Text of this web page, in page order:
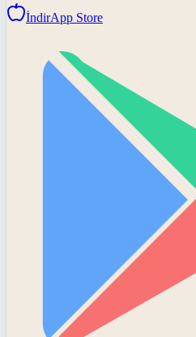
İndirApp Store